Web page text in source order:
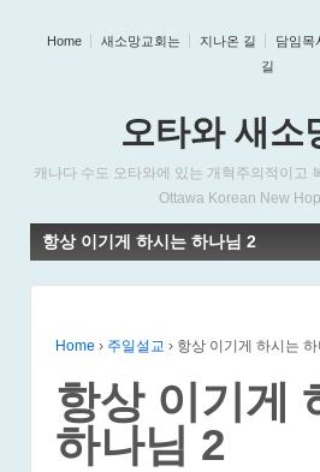
Home 새소망교회는 지나온 길 담임목
길
오타와 새소
캐나다 수도 오타와에 있는 개혁주의적이고
Ottawa Korean New
항상 이기게 하시는 하나님 2
Home › 주일설교 › 항상 이기게 하시는
항상 이기게
하나님 2